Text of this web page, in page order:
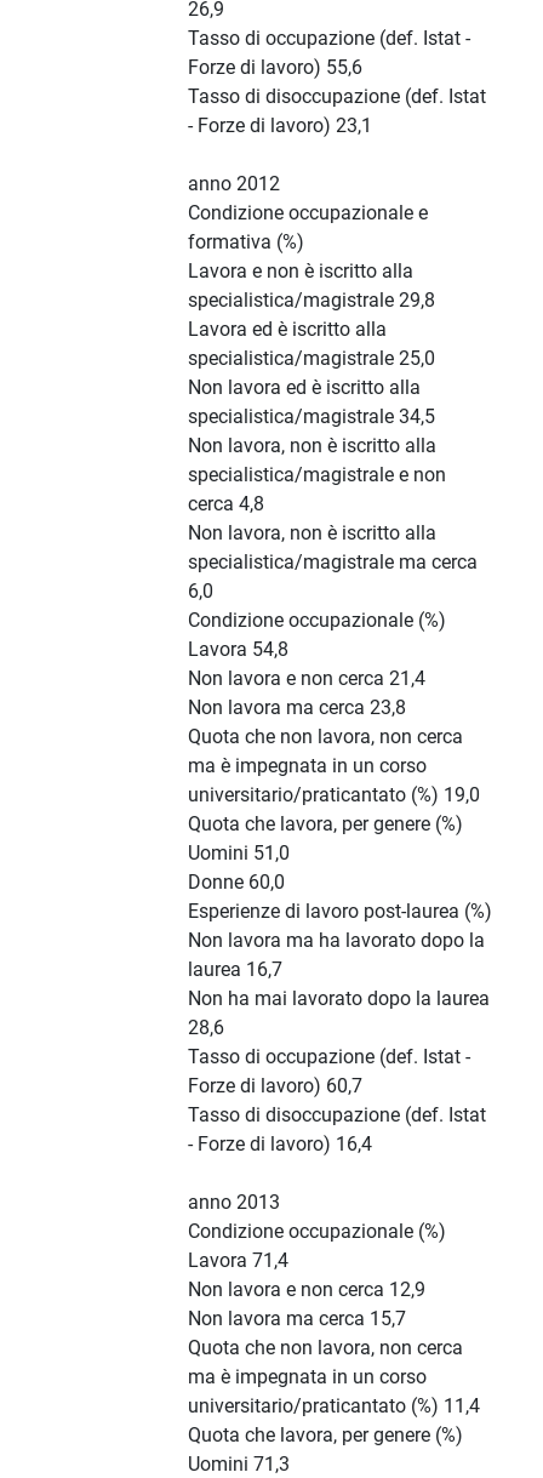
26,9
Tasso di occupazione (def. Istat -
Forze di lavoro) 55,6
Tasso di disoccupazione (def. Istat
- Forze di lavoro) 23,1
anno 2012
Condizione occupazionale e
formativa (%)
Lavora e non è iscritto alla
specialistica/magistrale 29,8
Lavora ed è iscritto alla
specialistica/magistrale 25,0
Non lavora ed è iscritto alla
specialistica/magistrale 34,5
Non lavora, non è iscritto alla
specialistica/magistrale e non
cerca 4,8
Non lavora, non è iscritto alla
specialistica/magistrale ma cerca
6,0
Condizione occupazionale (%)
Lavora 54,8
Non lavora e non cerca 21,4
Non lavora ma cerca 23,8
Quota che non lavora, non cerca
ma è impegnata in un corso
universitario/praticantato (%) 19,0
Quota che lavora, per genere (%)
Uomini 51,0
Donne 60,0
Esperienze di lavoro post-laurea (%)
Non lavora ma ha lavorato dopo la
laurea 16,7
Non ha mai lavorato dopo la laurea
28,6
Tasso di occupazione (def. Istat -
Forze di lavoro) 60,7
Tasso di disoccupazione (def. Istat
- Forze di lavoro) 16,4
anno 2013
Condizione occupazionale (%)
Lavora 71,4
Non lavora e non cerca 12,9
Non lavora ma cerca 15,7
Quota che non lavora, non cerca
ma è impegnata in un corso
universitario/praticantato (%) 11,4
Quota che lavora, per genere (%)
Uomini 71,3